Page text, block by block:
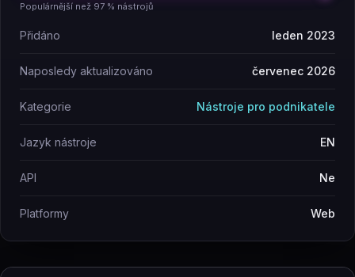
Populárnější než 97 % nástrojů
Přidáno leden 2023
Naposledy aktualizováno červenec 2026
Kategorie Nástroje pro podnikatele
Jazyk nástroje EN
API Ne
Platformy Web